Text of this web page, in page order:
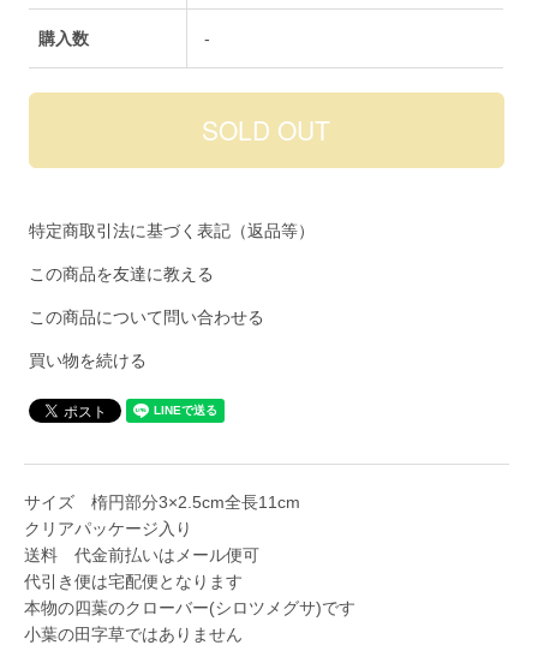
購入数 -
特定商取引法に基づく表記（返品等）
この商品を友達に教える
この商品について問い合わせる
買い物を続ける
サイズ 楕円部分3×2.5cm全長11cm
クリアパッケージ入り
送料 代金前払いはメール便可
代引き便は宅配便となります
本物の四葉のクローバー(シロツメグサ)です
小葉の田字草ではありません